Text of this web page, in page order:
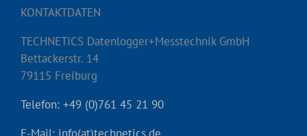
KONTAKTDATEN
TECHNETICS Datenlogger+Messtechnik GmbH
Bettackerstr. 14
79115 Freiburg
Telefon: +49 (0)761 45 21 90
E-Mail: info(at)technetics.de